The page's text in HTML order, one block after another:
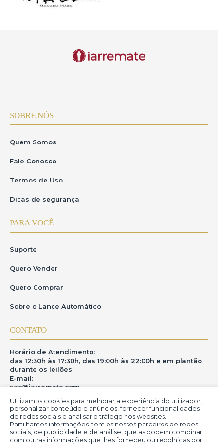
Utilizamos cookies para melhorar a experiência do utilizador,
personalizar conteúdo e anúncios, fornecer funcionalidades
de redes sociais e analisar o tráfego nos websites.
Partilhamos informações com os nossos parceiros de redes
sociais, de publicidade e de análise, que as podem combinar
com outras informações que lhes forneceu ou recolhidas por
SOBRE NÓS
Quem Somos
Fale Conosco
Termos de Uso
Dicas de segurança
PARA VOCÊ
Suporte
Quero Vender
Quero Comprar
Sobre o Lance Automático
CONTATO
Horário de Atendimento:
das 12:30h às 17:30h, das 19:00h às 22:00h e em plantão
durante os leilões.
E-mail:
sac@iarremate.com
ONDE ESTAMOS
R. Heitor Modesto, 28 - Estação São Lourenço - MG
CEP: 37470-000